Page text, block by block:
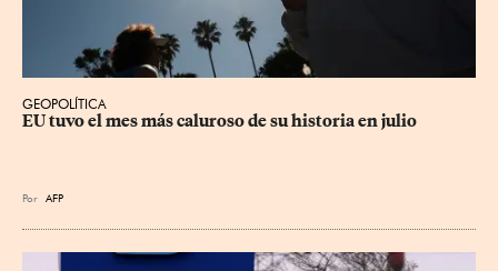
GEOPOLÍTICA
EU tuvo el mes más caluroso de su historia en julio
Por AFP